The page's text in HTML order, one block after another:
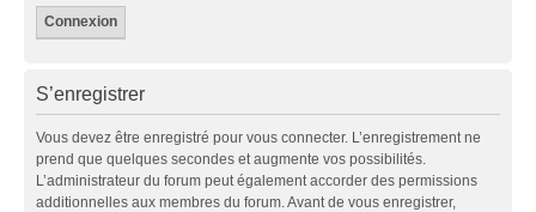
S’enregistrer
Vous devez être enregistré pour vous connecter. L’enregistrement ne
prend que quelques secondes et augmente vos possibilités.
L’administrateur du forum peut également accorder des permissions
additionnelles aux membres du forum. Avant de vous enregistrer,